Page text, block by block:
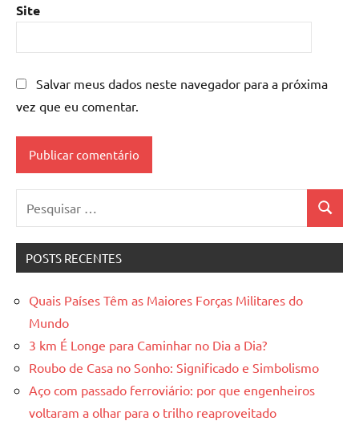
Site
Salvar meus dados neste navegador para a próxima
vez que eu comentar.
POSTS RECENTES
Quais Países Têm as Maiores Forças Militares do
Mundo
3 km É Longe para Caminhar no Dia a Dia?
Roubo de Casa no Sonho: Significado e Simbolismo
Aço com passado ferroviário: por que engenheiros
voltaram a olhar para o trilho reaproveitado